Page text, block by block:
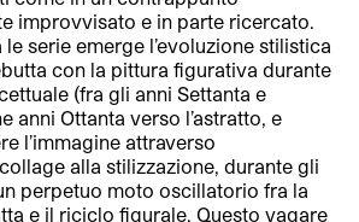
improvvisato e in parte ricercato.
serie emerge l’evoluzione stilistica
con la pittura figurativa durante
(fra gli anni Settanta e
anni Ottanta verso l’astratto, e
l’immagine attraverso
alla stilizzazione, durante gli
perpetuo moto oscillatorio fra la
e il riciclo figurale. Questo vagare